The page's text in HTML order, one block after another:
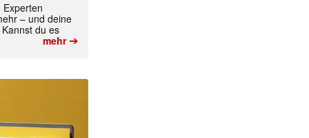
Experten
– und deine
du es
mehr➔